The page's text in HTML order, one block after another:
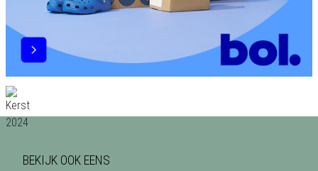
BEKIJK OOK EENS